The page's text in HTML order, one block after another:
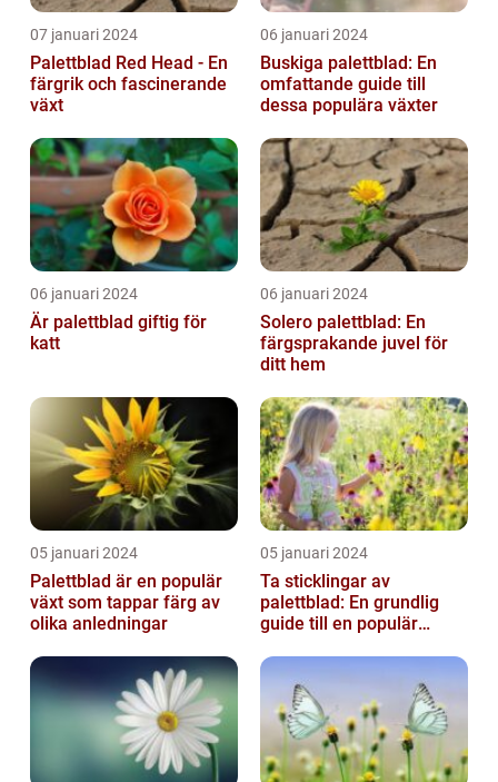
07 januari 2024
Palettblad Red Head - En
färgrik och fascinerande
växt
06 januari 2024
Buskiga palettblad: En
omfattande guide till
dessa populära växter
06 januari 2024
Är palettblad giftig för
katt
06 januari 2024
Solero palettblad: En
färgsprakande juvel för
ditt hem
05 januari 2024
Palettblad är en populär
växt som tappar färg av
olika anledningar
05 januari 2024
Ta sticklingar av
palettblad: En grundlig
guide till en populär